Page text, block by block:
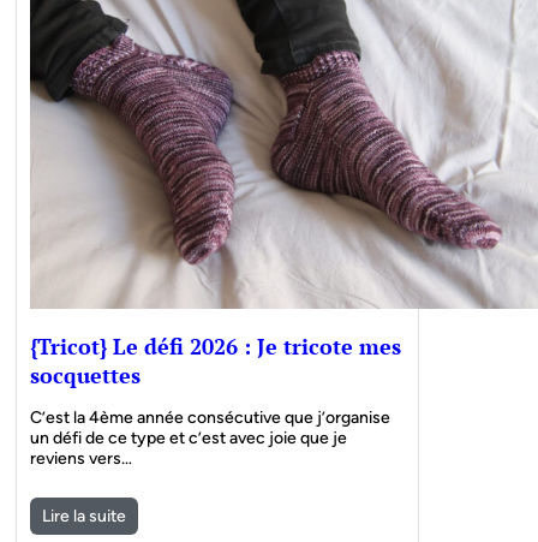
{Tricot} Le défi 2026 : Je tricote mes
socquettes
C’est la 4ème année consécutive que j’organise
un défi de ce type et c’est avec joie que je
reviens vers…
Lire la suite